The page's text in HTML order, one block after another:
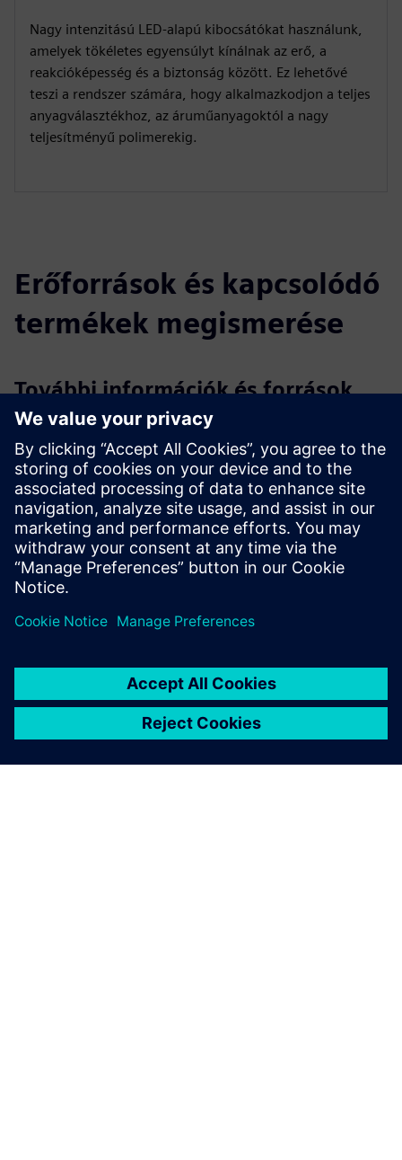
Nagy intenzitású LED-alapú kibocsátókat használunk,
amelyek tökéletes egyensúlyt kínálnak az erő, a
reakcióképesség és a biztonság között. Ez lehetővé
teszi a rendszer számára, hogy alkalmazkodjon a teljes
anyagválasztékhoz, az áruműanyagoktól a nagy
teljesítményű polimerekig.
Erőforrások és kapcsolódó
termékek megismerése
További információk és források
Nagyszabású adalékanyag-gyártás
A DEMEX információs anyag elérhető a LEAM honlapján
Feltételek
Nagy formátumú 3D nyomtató a DEMEX telepítéséhez
A DEMEX rendszerhardver